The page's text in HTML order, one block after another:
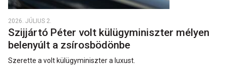
2026. JÚLIUS 2.
Szijjártó Péter volt külügyminiszter mélyen
belenyúlt a zsírosbödönbe
Szerette a volt külügyminiszter a luxust.